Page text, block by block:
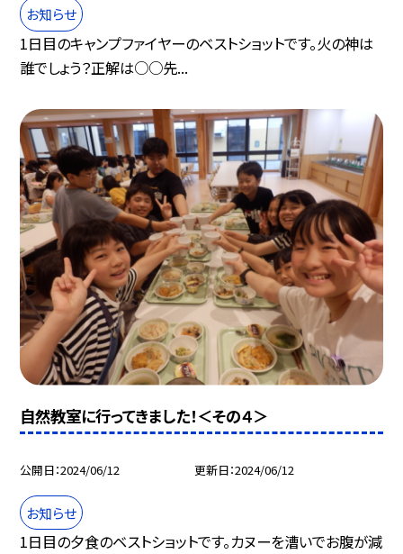
お知らせ
1日目のキャンプファイヤーのベストショットです。火の神は
誰でしょう？正解は○○先...
自然教室に行ってきました！＜その４＞
公開日 2024/06/12 更新日 2024/06/12
お知らせ
1日目の夕食のベストショットです。カヌーを漕いでお腹が減